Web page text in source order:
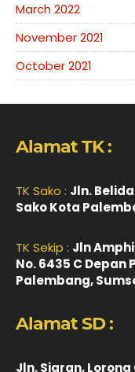
March 2022
November 2021
October 2021
Alamat TK :
TK Sako : Jln.
Sako Kota
TK Sekip : Jln
No. 6435 C Depan
Palembang,
Alamat SD :
Jln. Siaran, Lorong